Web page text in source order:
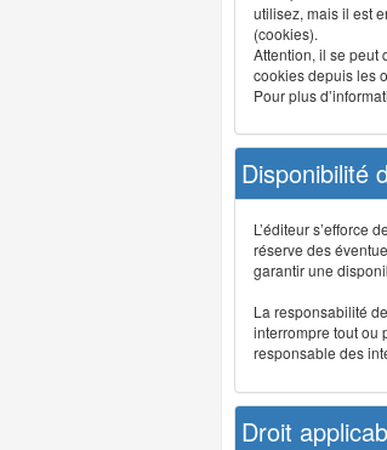
utilisez, mais il est
(cookies).
Attention, il se peut
cookies depuis les
Pour plus
Disponibilité
L’éditeur s’efforce
réserve des
garantir une
La responsabilité
interrompre tout ou
responsable des
Droit